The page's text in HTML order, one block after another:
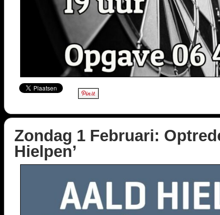
Zondag 1 Februari:
Hielpen’